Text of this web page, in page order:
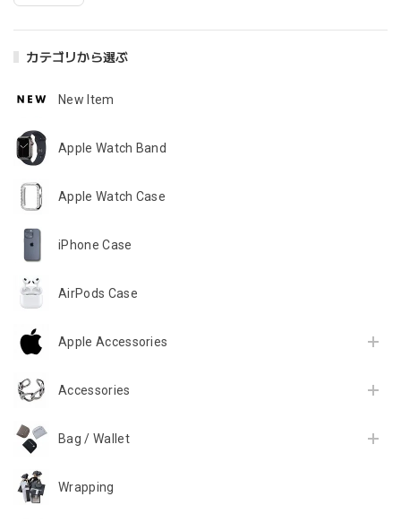
カテゴリから選ぶ
New Item
Apple Watch Band
Apple Watch Case
iPhone Case
AirPods Case
Apple Accessories
Accessories
Bag / Wallet
Wrapping